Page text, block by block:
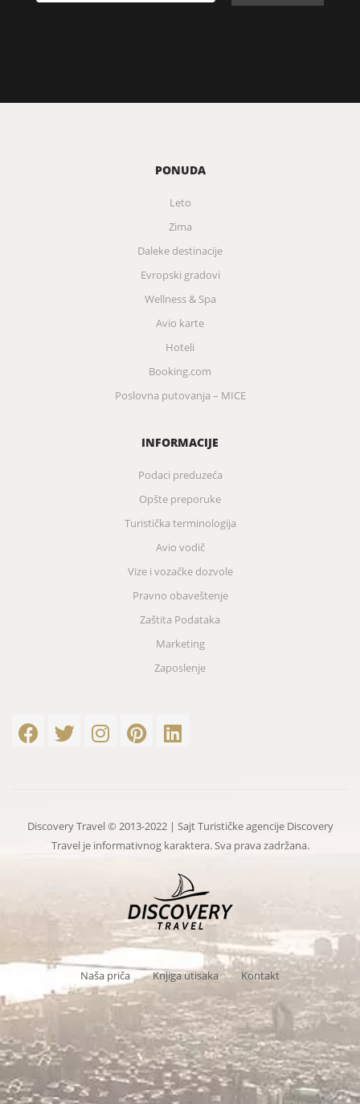
PONUDA
Leto
Zima
Daleke destinacije
Evropski gradovi
Wellness & Spa
Avio karte
Hoteli
Booking.com
Poslovna putovanja – MICE
INFORMACIJE
Podaci preduzeća
Opšte preporuke
Turistička terminologija
Avio vodič
Vize i vozačke dozvole
Pravno obaveštenje
Zaštita Podataka
Marketing
Zaposlenje
Discovery Travel © 2013-2022 | Sajt Turističke agencije Discovery
Travel je informativnog karaktera. Sva prava zadržana.
Naša priča Knjiga utisaka Kontakt